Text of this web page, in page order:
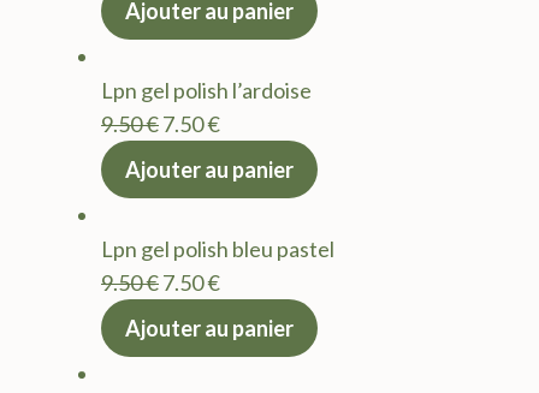
9.50 €.
actuel
7.50 €.
Ajouter au panier
Lpn gel polish l’ardoise
9.50€Le
prix
9.50 €.
7.50€Le
actuel
7.50 €.
Ajouter au panier
Lpn gel polish bleu pastel
9.50€Le
prix
7.50€Le
actuel
Ajouter au panier